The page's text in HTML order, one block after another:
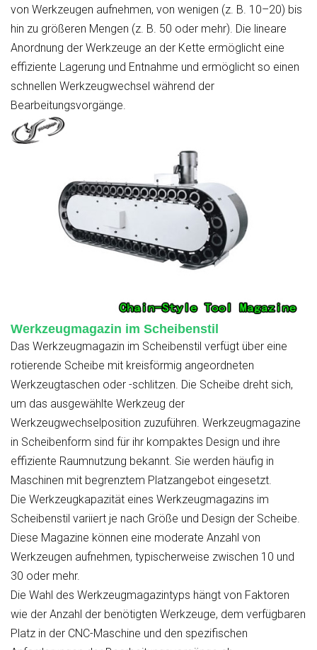
von Werkzeugen aufnehmen, von wenigen (z. B. 10–20) bis
hin zu größeren Mengen (z. B. 50 oder mehr). Die lineare
Anordnung der Werkzeuge an der Kette ermöglicht eine
effiziente Lagerung und Entnahme und ermöglicht so einen
schnellen Werkzeugwechsel während der
Bearbeitungsvorgänge.
Werkzeugmagazin im Scheibenstil
Das Werkzeugmagazin im Scheibenstil verfügt über eine
rotierende Scheibe mit kreisförmig angeordneten
Werkzeugtaschen oder -schlitzen. Die Scheibe dreht sich,
um das ausgewählte Werkzeug der
Werkzeugwechselposition zuzuführen. Werkzeugmagazine
in Scheibenform sind für ihr kompaktes Design und ihre
effiziente Raumnutzung bekannt. Sie werden häufig in
Maschinen mit begrenztem Platzangebot eingesetzt.
Die Werkzeugkapazität eines Werkzeugmagazins im
Scheibenstil variiert je nach Größe und Design der Scheibe.
Diese Magazine können eine moderate Anzahl von
Werkzeugen aufnehmen, typischerweise zwischen 10 und
30 oder mehr.
Die Wahl des Werkzeugmagazintyps hängt von Faktoren
wie der Anzahl der benötigten Werkzeuge, dem verfügbaren
Platz in der CNC-Maschine und den spezifischen